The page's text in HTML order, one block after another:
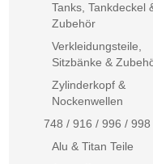
Tanks, Tankdeckel
Zubehör
Verkleidungsteile,
Sitzbänke &
Zylinderkopf &
Nockenwellen
748 / 916 / 996 / 998
Alu & Titan Teile